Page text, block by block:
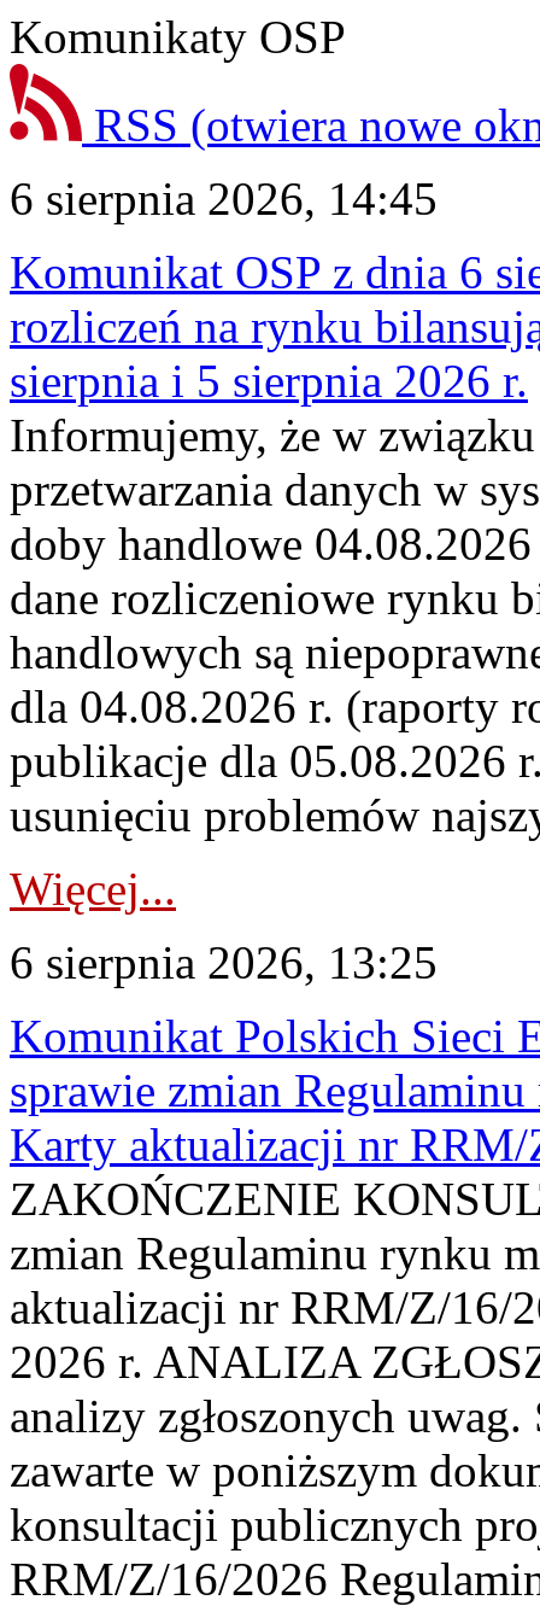
Komunikaty OSP
RSS (otwiera nowe
6 sierpnia 2026, 14:45
Komunikat OSP z dnia 6
rozliczeń na rynku
sierpnia i 5 sierpnia 2026 r.
Informujemy, że w
przetwarzania danych w
doby handlowe
dane rozliczeniowe rynku
handlowych są
dla 04.08.2026 r. (raporty
publikacje dla 05.08.2026
usunięciu problemów
Więcej...
6 sierpnia 2026, 13:25
Komunikat Polskich Sieci
sprawie zmian
Karty aktualizacji nr
ZAKOŃCZENIE
zmian Regulaminu rynku
aktualizacji nr RRM/Z/16/
2026 r. ANALIZA
analizy zgłoszonych
zawarte w poniższym
konsultacji publicznych
RRM/Z/16/2026